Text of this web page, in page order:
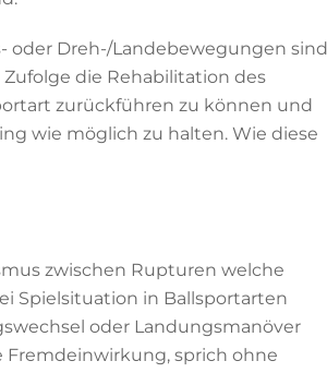
oder Dreh-/Landebewegungen sind
die Rehabilitation des
zurückführen zu können und
wie möglich zu halten. Wie diese
zwischen Rupturen welche
Spielsituation in Ballsportarten
oder Landungsmanöver
sprich ohne